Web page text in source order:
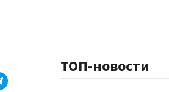
ТОП-новости